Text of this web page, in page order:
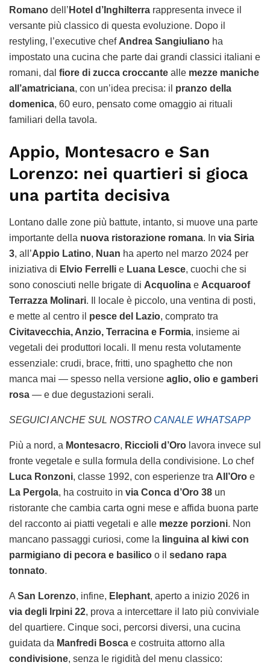
Romano dell’ Hotel d’Inghilterra rappresenta invece il
versante più classico di questa evoluzione. Dopo il
restyling, l’executive chef Andrea Sangiuliano ha
impostato una cucina che parte dai grandi classici italiani e
romani, dal fiore di zucca croccante alle mezze maniche
all’amatriciana, con un’idea precisa: il pranzo della
domenica, 60 euro, pensato come omaggio ai rituali
familiari della tavola.
Appio, Montesacro e San
Lorenzo: nei quartieri si gioca
una partita decisiva
Lontano dalle zone più battute, intanto, si muove una parte
importante della nuova ristorazione romana. In via Siria
3, all’Appio Latino, Nuan ha aperto nel marzo 2024 per
iniziativa di Elvio Ferrelli e Luana Lesce, cuochi che si
sono conosciuti nelle brigate di Acquolina e Acquaroof
Terrazza Molinari. Il locale è piccolo, una ventina di posti,
e mette al centro il pesce del Lazio, comprato tra
Civitavecchia, Anzio, Terracina e Formia, insieme ai
vegetali dei produttori locali. Il menu resta volutamente
essenziale: crudi, brace, fritti, uno spaghetto che non
manca mai — spesso nella versione aglio, olio e gamberi
rosa — e due degustazioni serali.
SEGUICI ANCHE SUL NOSTRO CANALE WHATSAPP
Più a nord, a Montesacro, Riccioli d’Oro lavora invece sul
fronte vegetale e sulla formula della condivisione. Lo chef
Luca Ronzoni, classe 1992, con esperienze tra All’Oro e
La Pergola, ha costruito in via Conca d’Oro 38 un
ristorante che cambia carta ogni mese e affida buona parte
del racconto ai piatti vegetali e alle mezze porzioni. Non
mancano passaggi curiosi, come la linguina al kiwi con
parmigiano di pecora e basilico o il sedano rapa
tonnato.
A San Lorenzo, infine, Elephant, aperto a inizio 2026 in
via degli Irpini 22, prova a intercettare il lato più conviviale
del quartiere. Cinque soci, percorsi diversi, una cucina
guidata da Manfredi Bosca e costruita attorno alla
condivisione, senza le rigidità del menu classico: